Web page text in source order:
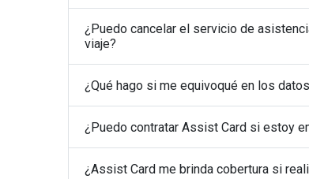
¿Puedo cancelar el servicio de
viaje?
¿Qué hago si me equivoqué en los
¿Puedo contratar Assist Card si estoy
¿Assist Card me brinda cobertura si